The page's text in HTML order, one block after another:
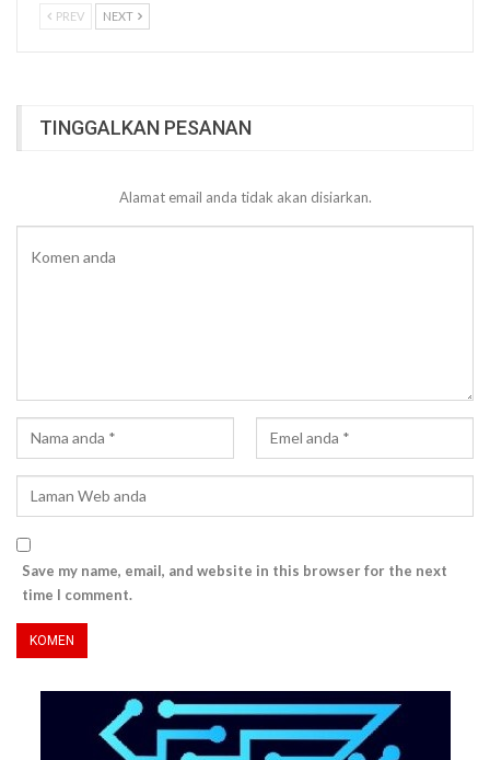
PREV NEXT
TINGGALKAN PESANAN
Alamat email anda tidak akan disiarkan.
Save my name, email, and website in this browser for the next
time I comment.